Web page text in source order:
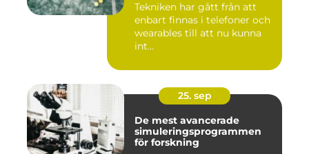
Tekniken har gått från att
enbart finnas i telefoner och
wearables till att nu kunna
int...
25. sep
De mest avancerade
simuleringsprogrammen
för forskning